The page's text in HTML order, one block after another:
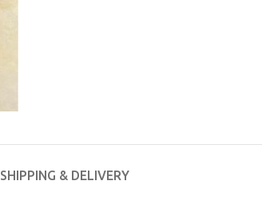
SHIPPING & DELIVERY